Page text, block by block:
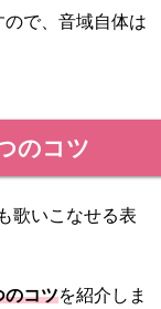
で、音域自体は
のコツ
歌いこなせる表
のコツを紹介しま